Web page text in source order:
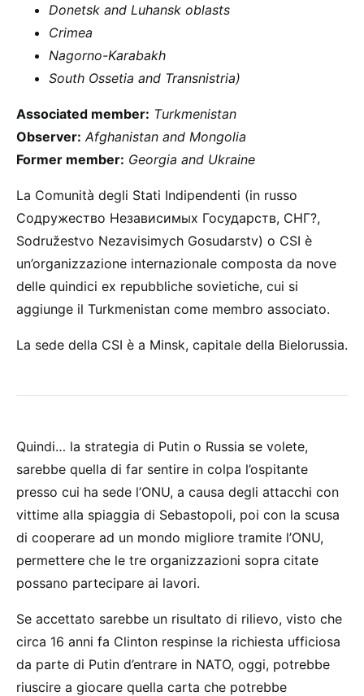
Donetsk and Luhansk oblasts
Crimea
Nagorno-Karabakh
South Ossetia and Transnistria)
Associated member: Тurkmenistan
Observer: Afghanistan and Mongolia
Former member: Georgia and Ukraine
La Comunità degli Stati Indipendenti (in russo
Содружество Независимых Государств, СНГ?,
Sodružestvo Nezavisimych Gosudarstv) o CSI è
un’organizzazione internazionale composta da nove
delle quindici ex repubbliche sovietiche, cui si
aggiunge il Turkmenistan come membro associato.
La sede della CSI è a Minsk, capitale della Bielorussia.
Quindi… la strategia di Putin o Russia se volete,
sarebbe quella di far sentire in colpa l’ospitante
presso cui ha sede l’ONU, a causa degli attacchi con
vittime alla spiaggia di Sebastopoli, poi con la scusa
di cooperare ad un mondo migliore tramite l’ONU,
permettere che le tre organizzazioni sopra citate
possano partecipare ai lavori.
Se accettato sarebbe un risultato di rilievo, visto che
circa 16 anni fa Clinton respinse la richiesta ufficiosa
da parte di Putin d’entrare in NATO, oggi, potrebbe
riuscire a giocare quella carta che potrebbe